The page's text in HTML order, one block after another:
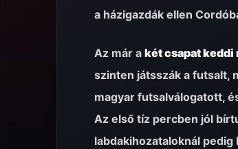
a házigazdák ellen
Az már a két csapat keddi
szinten játsszák a futsalt,
magyar futsalválogatott,
Az első tíz percben jól
labdakihozataloknál